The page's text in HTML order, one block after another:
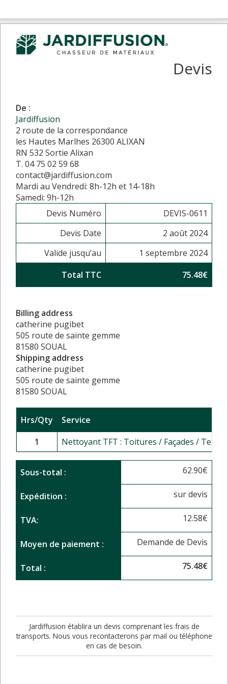
Devis
De :
Jardiffusion
2 route de la correspondance
les Hautes Marlhes 26300 ALIXAN
RN 532 Sortie Alixan
T. 04 75 02 59 68
contact@jardiffusion.com
Mardi au Vendredi: 8h-12h et 14-18h
Samedi: 9h-12h
Devis Numéro
DEVIS-0611
Devis Date
2 août 2024
Valide jusqu’au
1 septembre 2024
Total TTC
75.48€
Billing address
catherine pugibet
505 route de sainte gemme
81580 SOUAL
Shipping address
catherine pugibet
505 route de sainte gemme
81580 SOUAL
Hrs/Qty
Service
1
Nettoyant TFT : Toitures / Façades /
Sous-total : 62.90€
Expédition : sur devis
TVA: 12.58€
Moyen de paiement : Demande de Devis
Total : 75.48€
Jardiffusion établira un devis comprenant les frais de
transports. Nous vous recontacterons par mail ou téléphone
en cas de besoin.